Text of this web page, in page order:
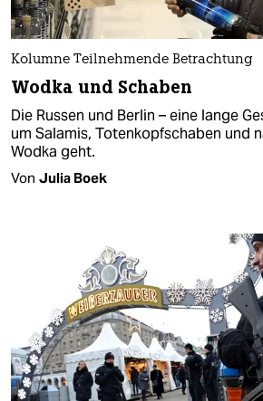
Kolumne Teilnehmende Betrachtung
Wodka und Schaben
Die Russen und Berlin – eine lange
um Salamis, Totenkopfschaben und
Wodka geht.
Von Julia Boek